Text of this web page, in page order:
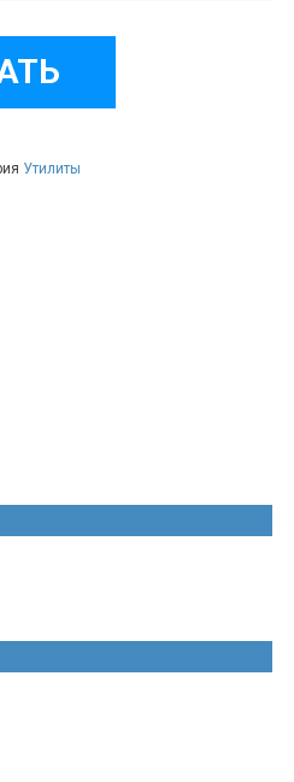
установке пакета)
Утилиты